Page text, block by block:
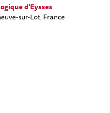
d'Eysses
sur-Lot, France